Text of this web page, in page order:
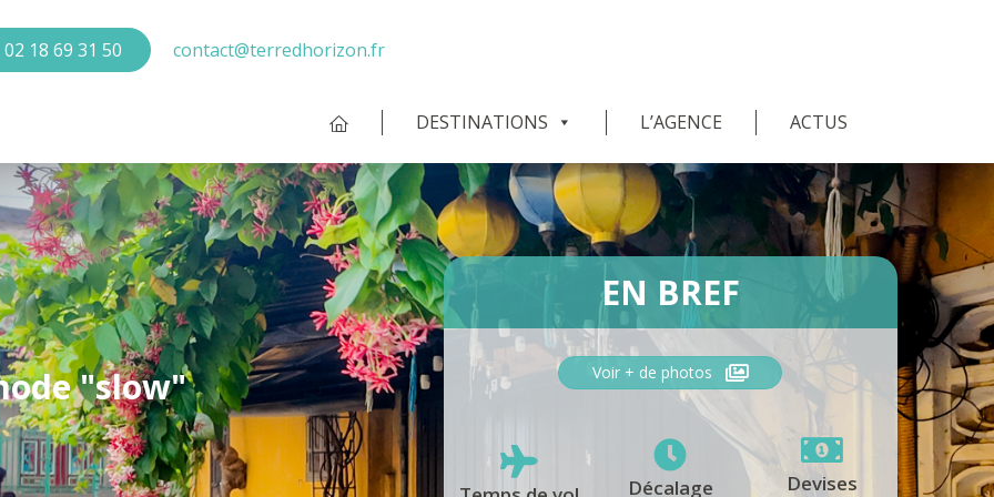
02 18 69 31 50 contact@terredhorizon.fr
DESTINATIONS L’AGENCE ACTUS
"slow"
EN BREF
Voir + de photos
Décalage Devises